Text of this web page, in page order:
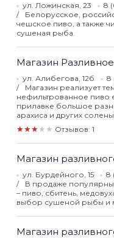
ул. Ложинская, 23 8
Белорусское,
чешское пиво, а также
сушеная рыба.
Магазин
ул. Алибегова, 12б 8
Магазин реализует
нефильтрованное пиво
прилавке большое
арахиса и других
★★★★★ Отзывов: 1
Магазин
ул. Бурдейного, 15 8
В продаже
– пиво, сбитень,
выбор сушеной рыбы и
Магазин